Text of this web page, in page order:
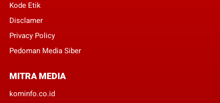
Kode Etik
Disclamer
Privacy Policy
Pedoman Media Siber
MITRA MEDIA
kominfo.co.id